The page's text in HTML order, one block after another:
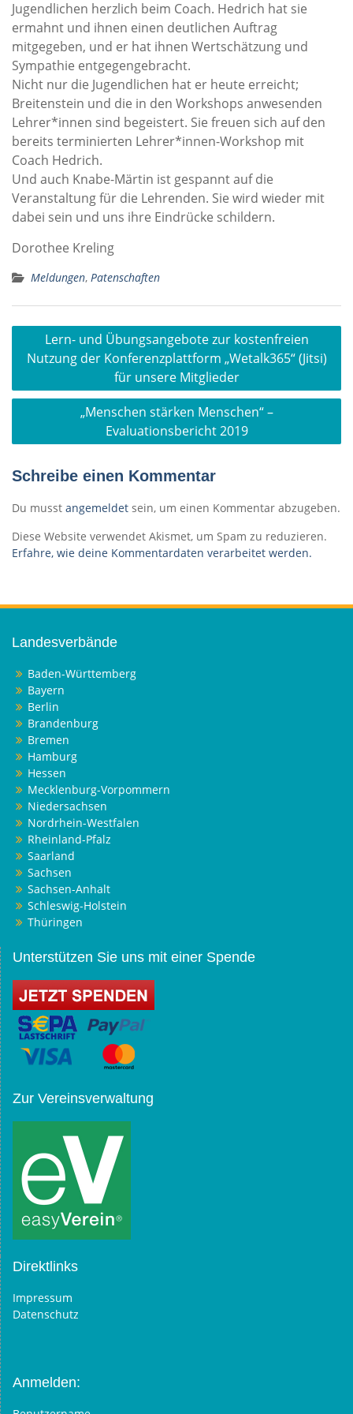
Jugendlichen herzlich beim Coach. Hedrich hat sie
ermahnt und ihnen einen deutlichen Auftrag
mitgegeben, und er hat ihnen Wertschätzung und
Sympathie entgegengebracht.
Nicht nur die Jugendlichen hat er heute erreicht;
Breitenstein und die in den Workshops anwesenden
Lehrer*innen sind begeistert. Sie freuen sich auf den
bereits terminierten Lehrer*innen-Workshop mit
Coach Hedrich.
Und auch Knabe-Märtin ist gespannt auf die
Veranstaltung für die Lehrenden. Sie wird wieder mit
dabei sein und uns ihre Eindrücke schildern.
Dorothee Kreling
Meldungen, Patenschaften
Beitragsnavigation
Lern- und Übungsangebote zur kostenfreien
Nutzung der Konferenzplattform „Wetalk365“ (Jitsi)
für unsere Mitglieder
„Menschen stärken Menschen“ –
Evaluationsbericht 2019
Schreibe einen Kommentar
Du musst angemeldet sein, um einen Kommentar abzugeben.
Diese Website verwendet Akismet, um Spam zu reduzieren.
Erfahre, wie deine Kommentardaten verarbeitet werden.
Landesverbände
Baden-Württemberg
Bayern
Berlin
Brandenburg
Bremen
Hamburg
Hessen
Mecklenburg-Vorpommern
Niedersachsen
Nordrhein-Westfalen
Rheinland-Pfalz
Saarland
Sachsen
Sachsen-Anhalt
Schleswig-Holstein
Thüringen
Unterstützen Sie uns mit einer Spende
Zur Vereinsverwaltung
Direktlinks
Impressum
Datenschutz
Anmelden: